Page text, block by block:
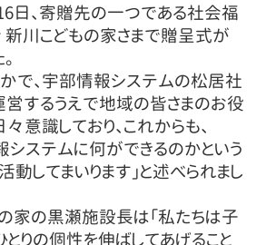
日、寄贈先の一つである社会福
川こどもの家さまで贈呈式が
で、宇部情報システムの松居社
営するうえで地域の皆さまのお役
意識しており、これからも、
システムに何ができるのかという
してまいります」と述べられまし
家の黒瀬施設長は「私たちは子
りの個性を伸ばしてあげること